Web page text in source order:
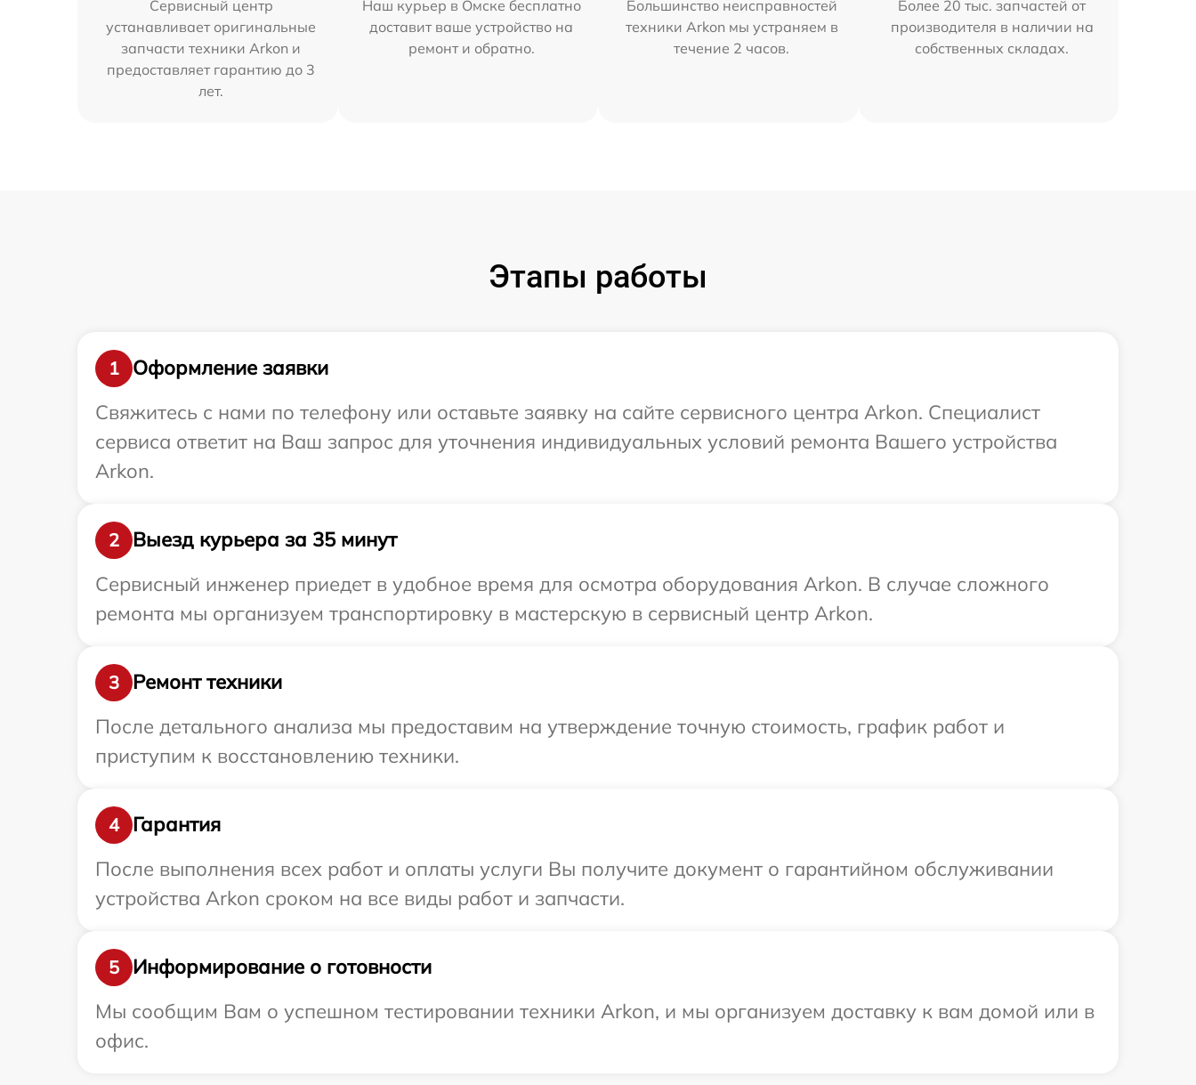
Сервисный центр
устанавливает оригинальные
запчасти техники Arkon и
предоставляет гарантию до 3
лет.
Наш курьер в Омске бесплатно
доставит ваше устройство на
ремонт и обратно.
Большинство неисправностей
техники Arkon мы устраняем в
течение 2 часов.
Более 20 тыс. запчастей от
производителя в наличии на
собственных складах.
Этапы работы
1
Оформление заявки
Свяжитесь с нами по телефону или оставьте заявку на сайте сервисного центра Arkon. Специалист
сервиса ответит на Ваш запрос для уточнения индивидуальных условий ремонта Вашего устройства
Arkon.
2
Выезд курьера за 35 минут
Сервисный инженер приедет в удобное время для осмотра оборудования Arkon. В случае сложного
ремонта мы организуем транспортировку в мастерскую в сервисный центр Arkon.
3
Ремонт техники
После детального анализа мы предоставим на утверждение точную стоимость, график работ и
приступим к восстановлению техники.
4
Гарантия
После выполнения всех работ и оплаты услуги Вы получите документ о гарантийном обслуживании
устройства Arkon сроком на все виды работ и запчасти.
5
Информирование о готовности
Мы сообщим Вам о успешном тестировании техники Arkon, и мы организуем доставку к вам домой или в
офис.